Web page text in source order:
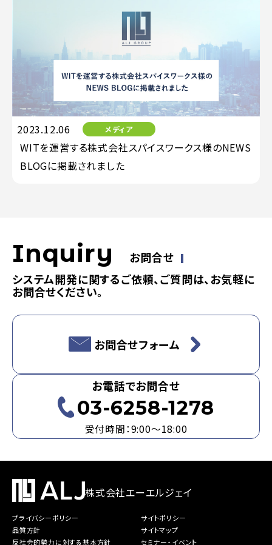
2023.12.06 メディア
WITを運営する株式会社スパイスワークス様のNEWS
BLOGに掲載されました
Inquiry
お問合せ
システム開発に関するご依頼、ご質問は、お気軽に
お問合せください。
お問合せフォーム
お電話でお問合せ
03-6258-1278
受付時間：9:00～18:00
株式会社エーエルジェイ
プライバシーポリシー
品質方針
反社会的勢力に対する基本方針
サイトポリシー
サイトマップ
セミナー・イベント